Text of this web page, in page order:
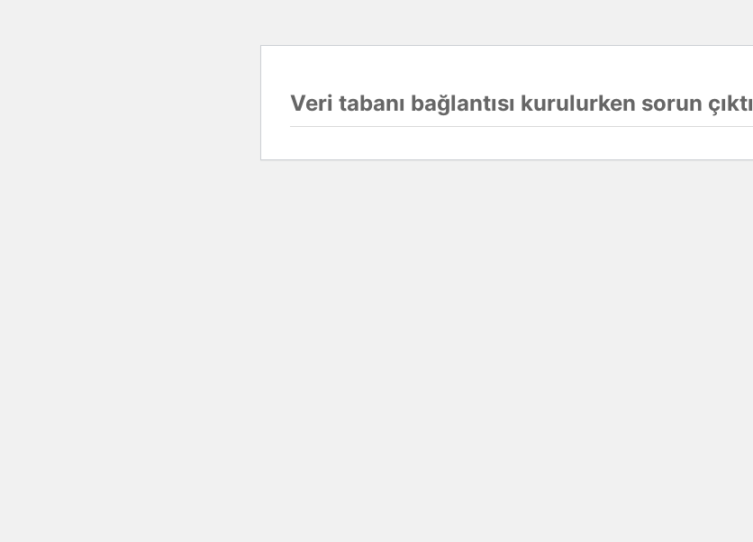
Veri tabanı bağlantısı kurulurken sorun çıktı